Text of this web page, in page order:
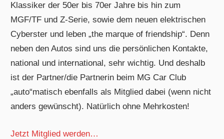
Klassiker der 50er bis 70er Jahre bis hin zum
MGF/TF und Z-Serie, sowie dem neuen elektrischen
Cyberster und leben „the marque of friendship“. Denn
neben den Autos sind uns die persönlichen Kontakte,
national und international, sehr wichtig. Und deshalb
ist der Partner/die Partnerin beim MG Car Club
„auto“matisch ebenfalls als Mitglied dabei (wenn nicht
anders gewünscht). Natürlich ohne Mehrkosten!
Jetzt Mitglied werden…